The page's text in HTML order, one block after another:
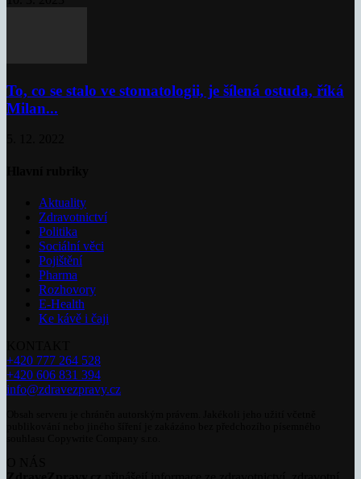
To, co se stalo ve stomatologii, je šílená ostuda, říká
Milan...
Aktuality
Zdravotnictví
Politika
Sociální věci
Pojištění
Pharma
Rozhovory
E-Health
Ke kávě i čaji
+420 777 264 528
+420 606 831 394
info@zdravezpravy.cz